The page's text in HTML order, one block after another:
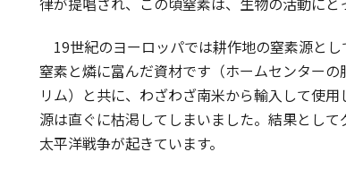
19世紀のヨーロッパでは耕作地の窒素源と
窒素と燐に富んだ資材です（ホームセンター
リム）と共に、わざわざ南米から輸入して使
源は直ぐに枯渇してしまいました。結果とし
太平洋戦争が起きています。